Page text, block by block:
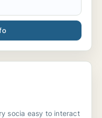
socia easy to interact